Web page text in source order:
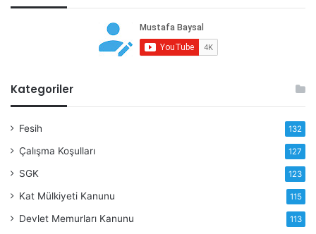
Kategoriler
Fesih 132
Çalışma Koşulları 127
SGK 123
Kat Mülkiyeti Kanunu 115
Devlet Memurları Kanunu 113